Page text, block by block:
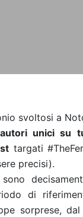
svoltosi a
unici su
targati
precisi).
di
sorprese,